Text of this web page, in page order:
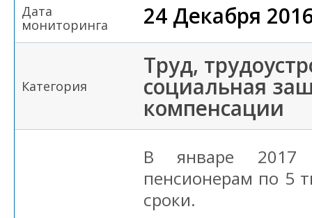
Дата
мониторинга
24 Декабря
Категория
Труд,
социальная
компенсации
В январе
пенсионерам по 5
сроки.